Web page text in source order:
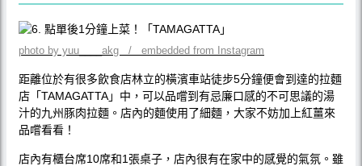
photo by yuu____akg / embedded from Instagram
距離位於有很多飲食店林立的橫濱車站徒步5分鐘便會到達的拉麵
店「TAMAGATTA」中，可以品嚐到有忌廉口感的不可思議的湯
汁的九州豚肉拉麵。店內的麵使用了細麵，大家不妨加上紅薑來
品嚐看看！
店內有櫃台席10席和1張桌子，店內很有在家中的感覺的氣氛。雖